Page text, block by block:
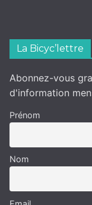
La Bicyc’lettre
Abonnez-vous
d'information
Prénom
Nom